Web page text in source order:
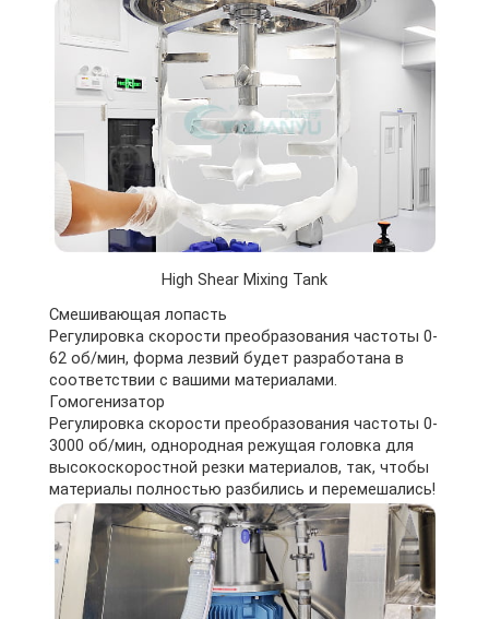
High Shear Mixing Tank
Смешивающая лопасть
Регулировка скорости преобразования частоты 0-
62 об/мин, форма лезвий будет разработана в
соответствии с вашими материалами.
Гомогенизатор
Регулировка скорости преобразования частоты 0-
3000 об/мин, однородная режущая головка для
высокоскоростной резки материалов, так, чтобы
материалы полностью разбились и перемешались!